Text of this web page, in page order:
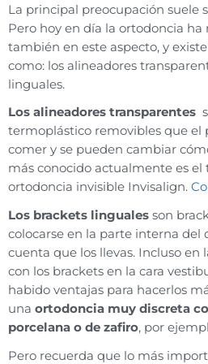
La principal preocupación suele
Pero hoy en día la ortodoncia
también en este aspecto, y
como: los alineadores
linguales.
Los alineadores transparentes
termoplástico removibles que el
comer y se pueden cambiar
más conocido actualmente es
ortodoncia invisible Invisalign.
Los brackets linguales son
colocarse en la parte interna del
cuenta que los llevas. Incluso en
con los brackets en la cara
habido ventajas para hacerlos
una ortodoncia muy discreta
porcelana o de zafiro, por
Pero recuerda que lo más